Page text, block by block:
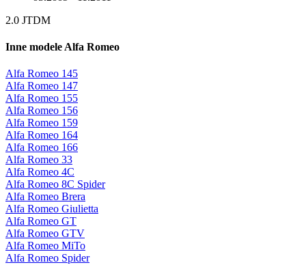
2.0 JTDM
Inne modele Alfa Romeo
Alfa Romeo 145
Alfa Romeo 147
Alfa Romeo 155
Alfa Romeo 156
Alfa Romeo 159
Alfa Romeo 164
Alfa Romeo 166
Alfa Romeo 33
Alfa Romeo 4C
Alfa Romeo 8C Spider
Alfa Romeo Brera
Alfa Romeo Giulietta
Alfa Romeo GT
Alfa Romeo GTV
Alfa Romeo MiTo
Alfa Romeo Spider